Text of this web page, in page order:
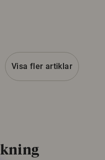
Visa fler artiklar